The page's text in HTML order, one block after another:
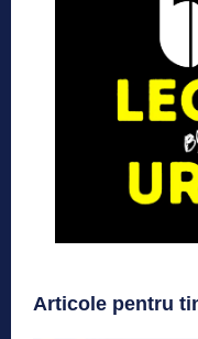
Articole pentru